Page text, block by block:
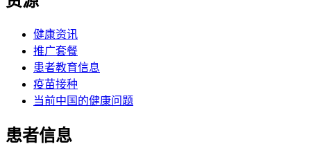
健康资讯
推广套餐
患者教育信息
疫苗接种
当前中国的健康问题
患者信息